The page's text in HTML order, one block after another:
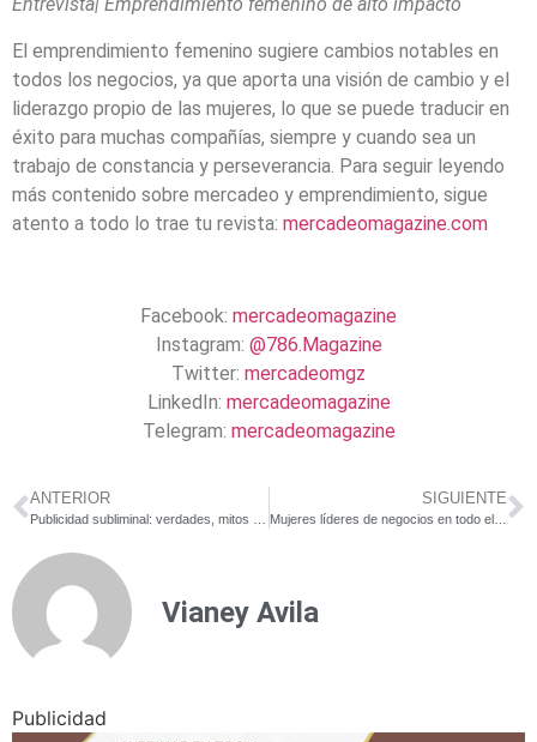
Entrevista| Emprendimiento femenino de alto impacto
El emprendimiento femenino sugiere cambios notables en
todos los negocios, ya que aporta una visión de cambio y el
liderazgo propio de las mujeres, lo que se puede traducir en
éxito para muchas compañías, siempre y cuando sea un
trabajo de constancia y perseverancia. Para seguir leyendo
más contenido sobre mercadeo y emprendimiento, sigue
atento a todo lo trae tu revista: mercadeomagazine.com
Facebook: mercadeomagazine
Instagram: @786.Magazine
Twitter: mercadeomgz
LinkedIn: mercadeomagazine
Telegram: mercadeomagazine
ANTERIOR SIGUIENTE
Mujeres líderes de negocios en todo el mundo
Vianey Avila
Publicidad